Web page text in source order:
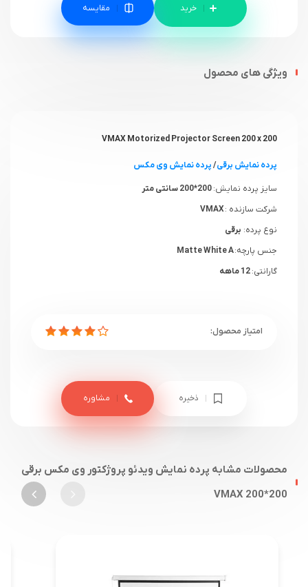
مقایسه
ویژگی های محصول
VMAX Motorized Projector Screen 200 x 200
پرده نمایش برقی/پرده نمایش وی مکس
سایز پرده نمایش:
شرکت سازنده :
نوع پرده: برقی
جنس پارچه:
گارانتی:
ذخیره مشاوره
محصولات مشابه پرده نمایش ویدئو پروژکتور وی مکس برقی
200*200 VMAX